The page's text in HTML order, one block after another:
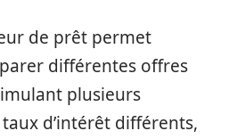
de prêt permet
différentes offres
plusieurs
d’intérêt différents,